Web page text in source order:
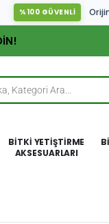
%100 GÜVENLİ
BITKI YETIŞTIRME
AKSESUARLARI